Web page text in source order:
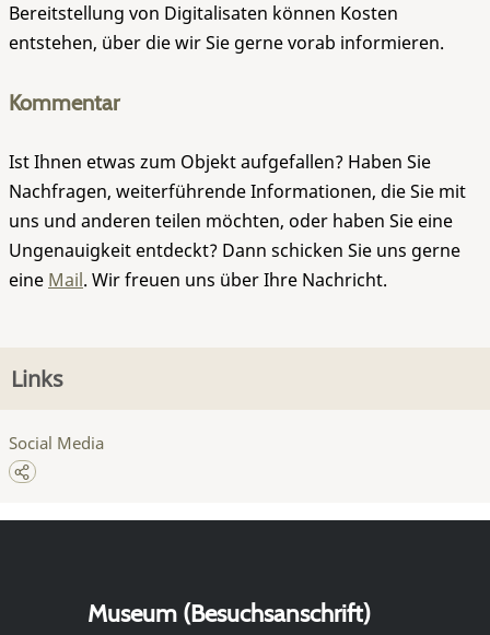
Bereitstellung von Digitalisaten können Kosten
entstehen, über die wir Sie gerne vorab informieren.
Kommentar
Ist Ihnen etwas zum Objekt aufgefallen? Haben Sie
Nachfragen, weiterführende Informationen, die Sie mit
uns und anderen teilen möchten, oder haben Sie eine
Ungenauigkeit entdeckt? Dann schicken Sie uns gerne
eine Mail. Wir freuen uns über Ihre Nachricht.
Links
Social Media
Museum (Besuchsanschrift)